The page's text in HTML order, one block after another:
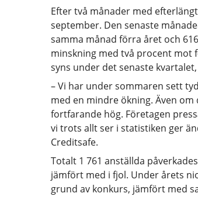
Efter två månader med
september. Den senaste
samma månad förra året och
minskning med två procent mot
syns under det senaste
– Vi har under sommaren sett
med en mindre ökning. Även
fortfarande hög. Företagen
vi trots allt ser i statistiken ger
Creditsafe.
Totalt 1 761 anställda
jämfört med i fjol. Under årets
grund av konkurs, jämfört med